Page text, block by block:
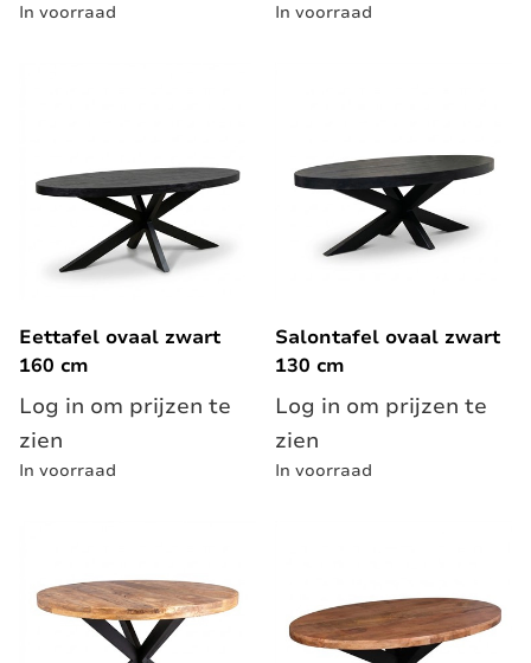
In voorraad In voorraad
Eettafel ovaal zwart
160 cm
Log in om prijzen te
zien
In voorraad
Salontafel ovaal zwart
130 cm
Log in om prijzen te
zien
In voorraad